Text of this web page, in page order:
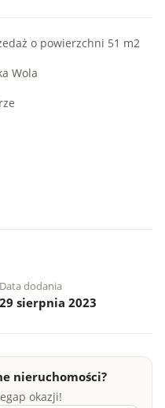
o powierzchni 51 m2
Wola
Data dodania
29 sierpnia 2023
nieruchomości?
okazji!